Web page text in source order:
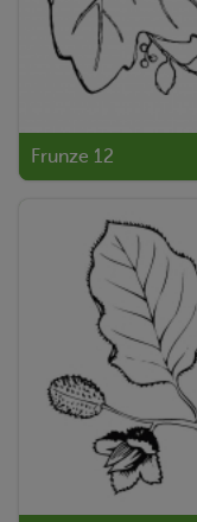
Frunze 12